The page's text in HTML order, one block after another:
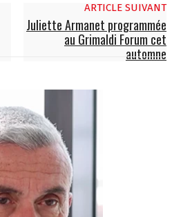
ARTICLE SUIVANT
Juliette Armanet programmée
au Grimaldi Forum cet
automne